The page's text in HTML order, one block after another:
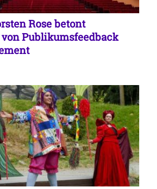
Rose betont
Publikumsfeedback